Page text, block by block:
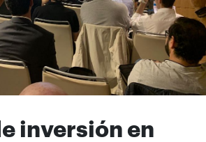
inversión en